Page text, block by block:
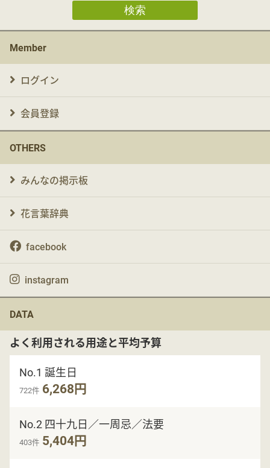
検索
Member
ログイン
会員登録
OTHERS
みんなの掲示板
花言葉辞典
facebook
instagram
DATA
よく利用される用途と平均予算
No.1 誕生日
722件 6,268円
No.2 四十九日／一周忌／法要
403件 5,404円